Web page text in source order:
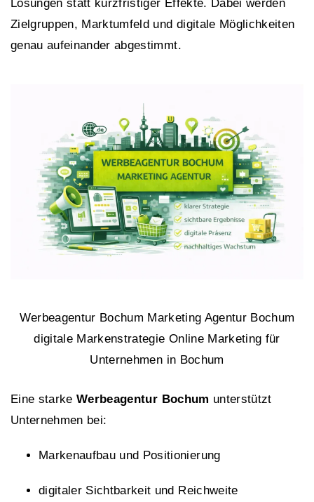
Lösungen statt kurzfristiger Effekte. Dabei werden
Zielgruppen, Marktumfeld und digitale Möglichkeiten
genau aufeinander abgestimmt.
Werbeagentur Bochum Marketing Agentur Bochum
digitale Markenstrategie Online Marketing für
Unternehmen in Bochum
Eine starkeWerbeagentur Bochum unterstützt
Unternehmen bei:
Markenaufbau und Positionierung
digitaler Sichtbarkeit und Reichweite